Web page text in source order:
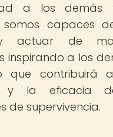
a los demás
somos capaces
actuar de
inspirando a los
que contribuirá
y la eficacia
de supervivencia.